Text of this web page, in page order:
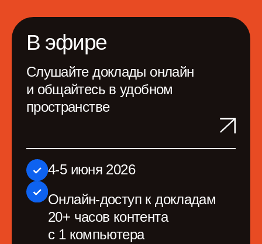
20+ часов контента
с 1 компьютера
Видеозаписи докладов
и мастер-классов
Онлайн- и офлайн-
Пакет участника
Питание и вечеринка